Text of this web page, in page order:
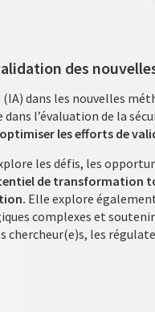
des
dans les nouvelles
l’évaluation de la
les efforts de
les défis, les
de transformation
Elle explore
complexes et
les